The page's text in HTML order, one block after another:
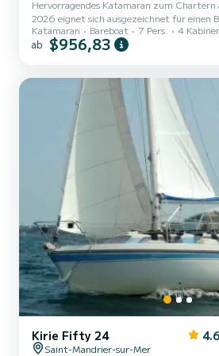
Hervorragendes Katamaran zum Chartern
2026 eignet sich ausgezeichnet für einen
Freunden oder Familie. Das Boot hat 4 Kabinen mit allem Komfort
und eine Kapazität von 7 Personen. Mit
Ihren Komfort verfügt ESMERALDA II
Es ist unter anderem mit folgender
Katamaran Bareboat 7 Pers. 4
ab $956,83
Kirie Fifty 24 4.6
Saint-Mandrier-sur-Mer